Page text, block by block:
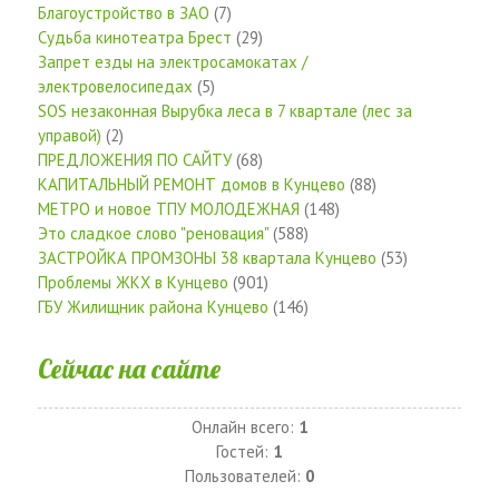
Благоустройство в ЗАО (7)
Судьба кинотеатра Брест (29)
Запрет езды на электросамокатах /
электровелосипедах (5)
SOS незаконная Вырубка леса в 7 квартале (лес за
управой) (2)
ПРЕДЛОЖЕНИЯ ПО САЙТУ(68)
КАПИТАЛЬНЫЙ РЕМОНТ домов в Кунцево (88)
МЕТРО и новое ТПУ МОЛОДЕЖНАЯ (148)
Это сладкое слово "реновация" (588)
ЗАСТРОЙКА ПРОМЗОНЫ 38 квартала Кунцево (53)
Проблемы ЖКХ в Кунцево (901)
ГБУ Жилищник района Кунцево (146)
Сейчас на сайте
Онлайн всего: 1
Гостей: 1
Пользователей: 0